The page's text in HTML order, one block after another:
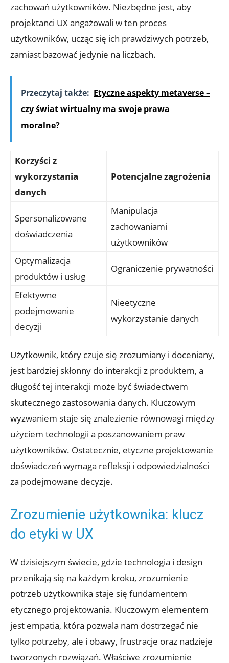
zachowań użytkowników. Niezbędne jest, aby
projektanci UX angażowali w ten proces
użytkowników, ucząc się ich prawdziwych potrzeb,
zamiast bazować jedynie na liczbach.
Przeczytaj także: Etyczne aspekty metaverse –
czy świat wirtualny ma swoje prawa
moralne?
Korzyści z
wykorzystania
danych
Potencjalne zagrożenia
Spersonalizowane
doświadczenia
Manipulacja
zachowaniami
użytkowników
Optymalizacja
produktów i usług
Ograniczenie prywatności
Efektywne
podejmowanie
decyzji
Nieetyczne
wykorzystanie danych
Użytkownik, który czuje się zrozumiany i doceniany,
jest bardziej skłonny do interakcji z produktem, a
długość tej interakcji może być świadectwem
skutecznego zastosowania danych. Kluczowym
wyzwaniem staje się znalezienie równowagi między
użyciem technologii a poszanowaniem praw
użytkowników. Ostatecznie, etyczne projektowanie
doświadczeń wymaga refleksji i odpowiedzialności
za podejmowane decyzje.
Zrozumienie użytkownika: klucz
do etyki w UX
W dzisiejszym świecie, gdzie technologia i design
przenikają się na każdym kroku, zrozumienie
potrzeb użytkownika staje się fundamentem
etycznego projektowania. Kluczowym elementem
jest empatia, która pozwala nam dostrzegać nie
tylko potrzeby, ale i obawy, frustracje oraz nadzieje
tworzonych rozwiązań. Właściwe zrozumienie